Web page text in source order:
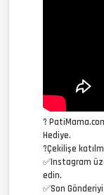
?
Hediye.
?Çekilişe
✅Instagram
edin.
✅Son